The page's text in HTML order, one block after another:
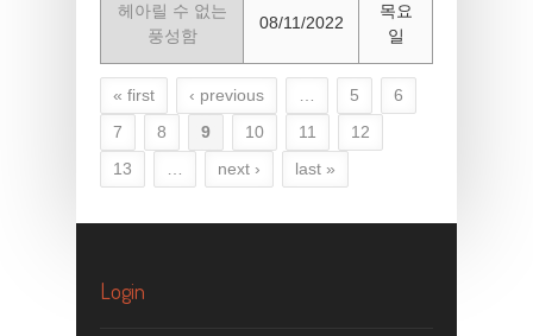
헤아릴 수 없는
풍성함
08/11/2022
목요
일
Pages
« first ‹ previous 5
6
7
8 9 10 11
12
13
next › last »
Login